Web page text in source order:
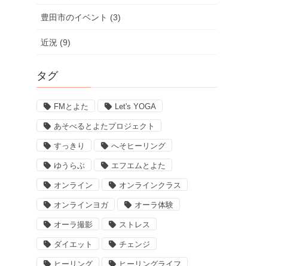
豊田市のイベント (3)
近況 (9)
タグ
FMとよた Let's YOGA
あそべるとよたプロジェクト
すっきり へそヒーリング
ゆうらぶ エフエムとよた
オンライン オンラインクラス
オンラインヨガ オーラ体験
オーラ撮影 ストレス
ダイエット チェンジ
ヒーリング ヒーリングライフ